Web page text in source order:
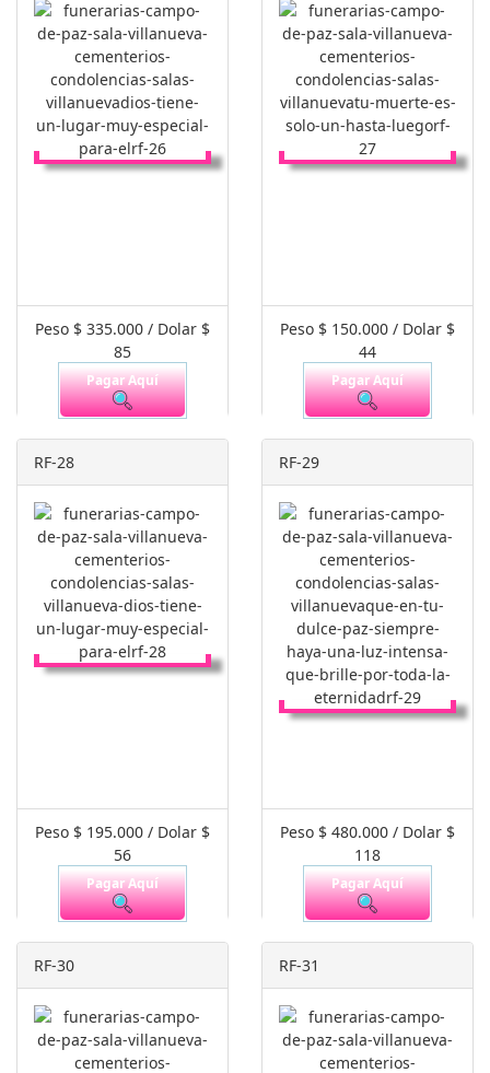
Peso $ 335.000 / Dolar $
85
Pagar Aquí
Peso $ 150.000 / Dolar $
44
Pagar Aquí
RF-28
Peso $ 195.000 / Dolar $
56
Pagar Aquí
RF-29
Peso $ 480.000 / Dolar $
118
Pagar Aquí
RF-30 RF-31